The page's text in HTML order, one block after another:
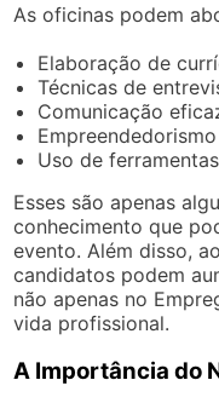
As oficinas podem
Elaboração de
Técnicas de
Comunicação
Empreendedorismo
Uso de
Esses são apenas
conhecimento que
evento. Além disso,
candidatos podem
não apenas no
vida profissional.
A Importância do